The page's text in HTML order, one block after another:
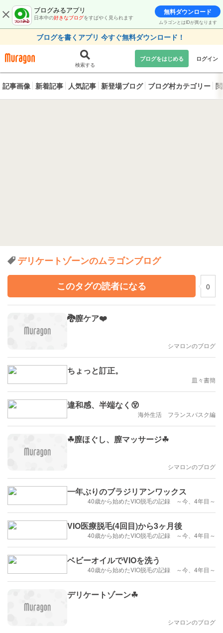
ブログみるアプリ
日本中の好きなブログをすばやく見られます
無料ダウンロード
ムラゴンとはIDが異なります
ブログを書くアプリ 今すぐ無料ダウンロード！
検索する
ブログをはじめる ログイン
記事画像 新着記事 人気記事 新登場ブログ ブログ村カテゴリー
デリケートゾーンのムラゴンブログ
このタグの読者になる
0
🐉膣ケア❤️
シマロンのブログ
ちょっと訂正。
皿々書簡
違和感、半端なく😵
海外生活 フランスバスク編
☘膣ほぐし、膣マッサージ☘
シマロンのブログ
一年ぶりのブラジリアンワックス
40歳から始めたVIO脱毛の記録 ～今、4年目～
VIO医療脱毛(4回目)から3ヶ月後
40歳から始めたVIO脱毛の記録 ～今、4年目～
ベビーオイルでVIOを洗う
40歳から始めたVIO脱毛の記録 ～今、4年目～
デリケートゾーン☘
シマロンのブログ